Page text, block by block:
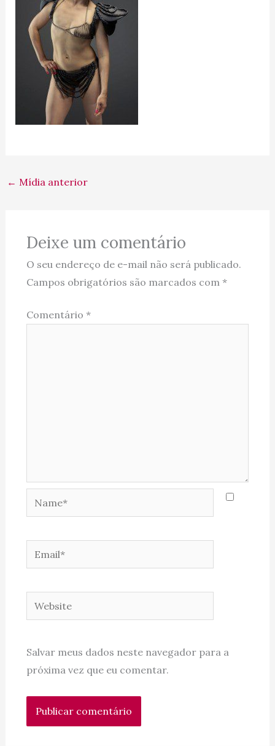
← Mídia anterior
Deixe um comentário
O seu endereço de e-mail não será publicado.
Campos obrigatórios são marcados com *
Comentário *
Name*
Email*
Website
Salvar meus dados neste navegador para a
próxima vez que eu comentar.